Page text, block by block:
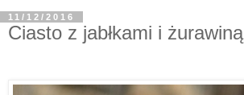
11/12/2016
Ciasto z jabłkami i żurawiną